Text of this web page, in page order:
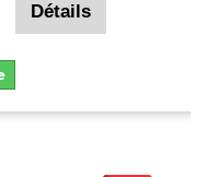
Détails